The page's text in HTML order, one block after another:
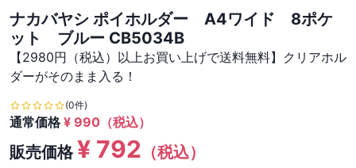
ナカバヤシ ポイホルダー A4ワイド 8ポケ
ット ブルー CB5034B
【2980円（税込）以上お買い上げで送料無料】クリアホル
ダーがそのまま入る！
(0件)
通常価格¥ 990 （税込）
販売価格¥ 792 （税込）